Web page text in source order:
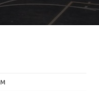
ΠΡΩΤΑΘΛΗΜΑΤΑ
ΕΛΛΗΝΙΚΑ